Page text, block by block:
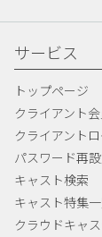
サービス
トップページ
クライアント会
クライアント
パスワード再
キャスト検索
キャスト特集
クラウドキャ